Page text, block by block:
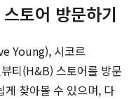
토어 방문하기
Young), 시코르
티(H&B) 스토어를 방문
게 찾아볼 수 있으며, 다